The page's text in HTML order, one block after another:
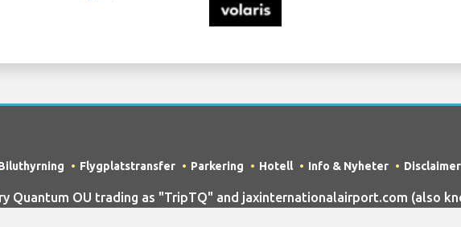
Flygplatstransfer Parkering Hotell Info & Nyheter Disclaimer
Quantum OU trading as "TripTQ" and jaxinternationalairport.com (also